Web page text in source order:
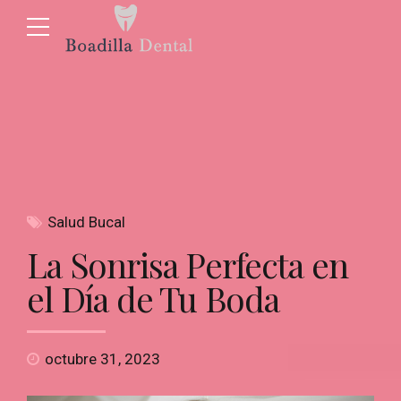
Salud Bucal
La Sonrisa Perfecta en
el Día de Tu Boda
octubre 31, 2023